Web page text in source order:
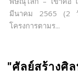
มีนาคม 2565 (2
โครงการตามร...
"ศัลย์สร้างศิ